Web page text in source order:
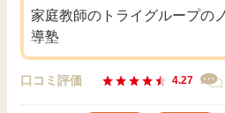
家庭教師のトライグループの
導塾
口コミ評価 4.27